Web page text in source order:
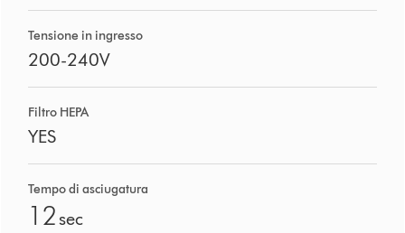
Tensione in ingresso
200-240V
Filtro HEPA
YES
Tempo di asciugatura
12sec